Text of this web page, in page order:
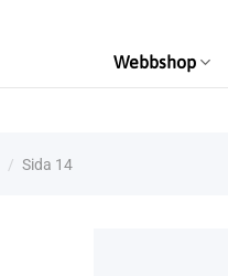
Webbshop
/ Sida 14